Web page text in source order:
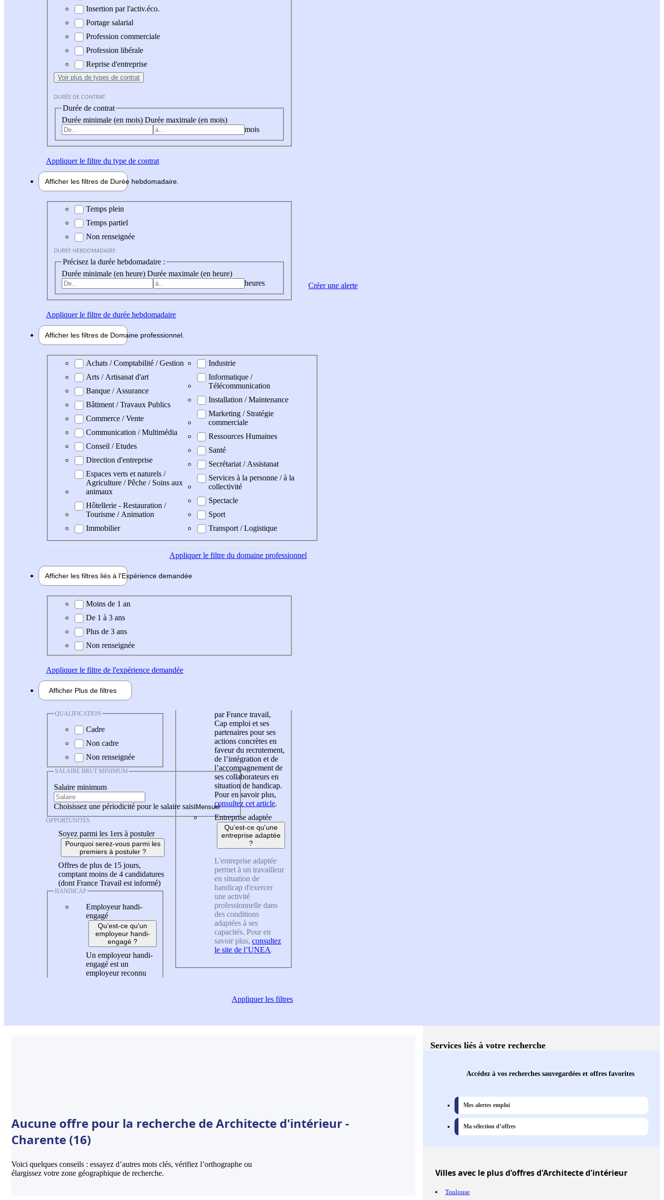
Insertion par l'activ.éco.
Portage salarial
Profession commerciale
Profession libérale
Reprise d'entreprise
Voir plus de types de contrat
DURÉE DE CONTRAT
Durée de contrat
Durée minimale (en mois) Durée maximale (en mois)
mois
Appliquerle filtre du type de contrat
Afficher les filtres de Durée hebdomadaire
Durée hebdomadaire
Temps plein
Temps partiel
Non renseignée
DURÉE HEBDOMADAIRE
Précisez la durée hebdomadaire :
Durée minimale (en heure) Durée maximale (en heure)
heures
Appliquerle filtre de durée hebdomadaire
Afficher les filtres de Domaine professionnel
Domaine professionel
Achats / Comptabilité / Gestion
Arts / Artisanat d'art
Banque / Assurance
Bâtiment / Travaux Publics
Commerce / Vente
Communication / Multimédia
Conseil / Etudes
Direction d'entreprise
Espaces verts et naturels /
Agriculture / Pêche / Soins aux
animaux
Hôtellerie - Restauration /
Tourisme / Animation
Immobilier
Industrie
Informatique /
Télécommunication
Installation / Maintenance
Marketing / Stratégie
commerciale
Ressources Humaines
Santé
Secrétariat / Assistanat
Services à la personne / à la
collectivité
Spectacle
Sport
Transport / Logistique
Appliquerle filtre du domaine professionnel
Afficher les filtres liés à l'Expérience demandée
Expérience demandée
Moins de 1 an
De 1 à 3 ans
Plus de 3 ans
Non renseignée
Appliquerle filtre de l'expérience demandée
Afficher Plus de filtres
QUALIFICATION
Cadre
Non cadre
Non renseignée
SALAIRE BRUT MINIMUM
Salaire minimum
Choisissez une périodicité pour le salaire saisi
OPPORTUNITÉS
Soyez parmi les 1ers à postuler
Pourquoi serez-vous parmi les
premiers à postuler ?
Offres de plus de 15 jours,
comptant moins de 4 candidatures
(dont France Travail est informé)
HANDICAP
Employeur handi-
engagé
Qu'est-ce qu'un
employeur handi-
engagé ?
Un employeur handi-
engagé est un
employeur reconnu
par France travail,
Cap emploi et ses
partenaires pour ses
actions concrètes en
faveur du recrutement,
de l’intégration et de
l’accompagnement de
ses collaborateurs en
situation de handicap.
Pour en savoir plus,
consultez cet article.
Entreprise adaptée
Qu'est-ce qu'une
entreprise adaptée
?
L'entreprise adaptée
permet à un travailleur
en situation de
handicap d'exercer
une activité
professionnelle dans
des conditions
adaptées à ses
capacités. Pour en
savoir plus, consultez
le site de l’UNEA.
Appliquerles filtres
Créer une alerte
Aucune offre pour la recherche de Architecte d'intérieur -
Charente (16)
Voici quelques conseils : essayez d’autres mots clés, vérifiez l’orthographe ou
élargissez votre zone géographique de recherche.
Services liés à votre recherche
Accédez à vos recherches sauvegardées et offres favorites
Mes alertes emploi
Ma sélection d’offres
Villesavec le plus d'offres d'Architecte d'intérieur
Toulouse